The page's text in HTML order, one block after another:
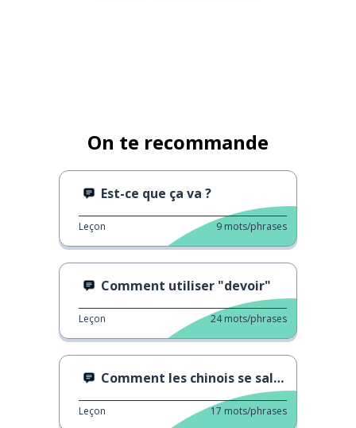
On te recommande
Est-ce que ça va ?
Leçon 9 mots/phrases
Comment utiliser "devoir"
Leçon 24 mots/phrases
Comment les chinois se saluent entre eux
Leçon 17 mots/phrases